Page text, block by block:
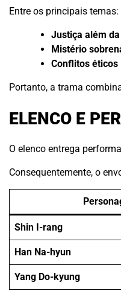
Entre os principais temas:
Justiça além
Mistério
Conflitos éticos
Portanto, a trama
ELENCO E
O elenco entrega
Consequentemente, o
Shin I-rang
Han Na-hyun
Yang Do-kyung